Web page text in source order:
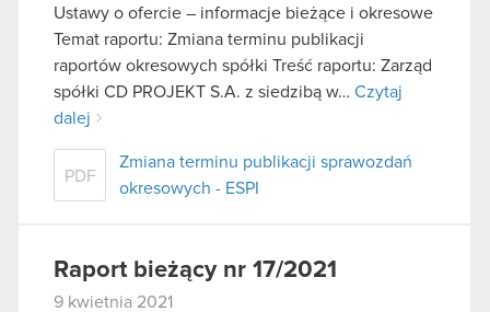
Ustawy o ofercie – informacje bieżące i okresowe
Temat raportu: Zmiana terminu publikacji
raportów okresowych spółki Treść raportu: Zarząd
spółki CD PROJEKT S.A. z siedzibą w… Czytaj
dalej
PDF
Zmiana terminu publikacji sprawozdań
okresowych - ESPI
Raport bieżący nr 17/2021
9 kwietnia 2021